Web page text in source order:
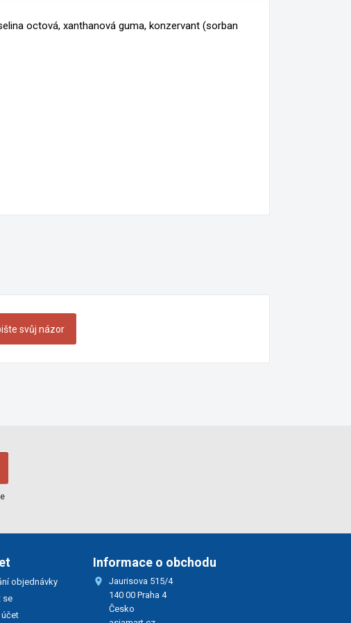
octová, xanthanová guma, konzervant (sorban
svůj názor
objednávky
se
účet
Informace o obchodu

Jaurisova 515/4
140 00 Praha 4
Česko
×
přání.